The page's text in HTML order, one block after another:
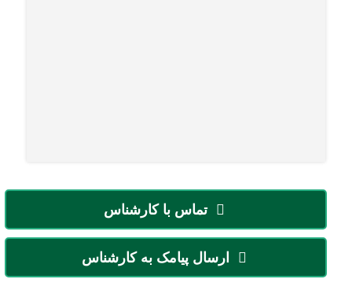
تماس با کارشناس
ارسال پیامک به کارشناس